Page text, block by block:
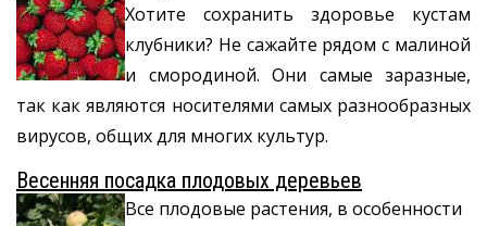
Хотите сохранить здоровье кустам
клубники? Не сажайте рядом с малиной
и смородиной. Они самые заразные,
так как являются носителями самых разнообразных
вирусов, общих для многих культур.
Весенняя посадка плодовых деревьев
Все плодовые растения, в особенности